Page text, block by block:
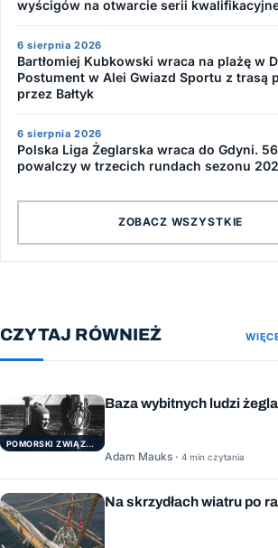
wyścigów na otwarcie serii
6 sierpnia 2026
Bartłomiej Kubkowski wraca na plażę w
Postument w Alei Gwiazd Sportu z trasą
przez Bałtyk
6 sierpnia 2026
Polska Liga Żeglarska wraca do Gdyni. 56
powalczy w trzecich rundach sezonu
ZOBACZ WSZYSTKIE
CZYTAJ RÓWNIEŻ
POMORSKI ZWIĄZEK ŻEGLARSKI
Baza wybitnych ludzi
Adam Mauks · 4 min czytania
Na skrzydłach wiatru po